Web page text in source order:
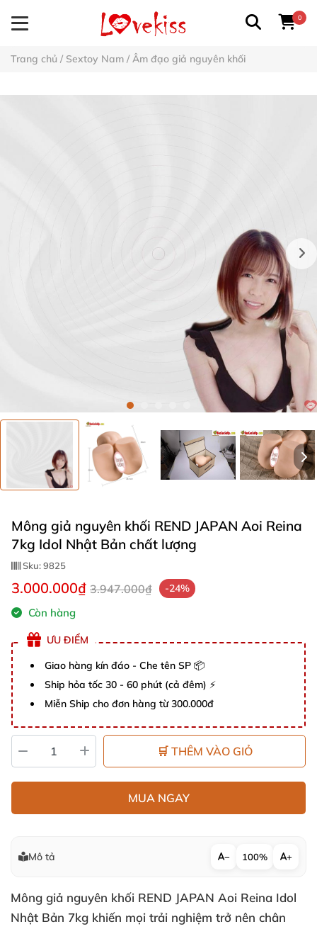
0
Trang chủ / Sextoy Nam / Âm đạo giả nguyên khối
Mông giả nguyên khối REND JAPAN Aoi Reina
7kg Idol Nhật Bản chất lượng
Sku:9825
3.000.000₫ 3.947.000₫ -24%
Còn hàng
ƯU ĐIỂM
Giao hàng kín đáo - Che tên SP 📦
Ship hỏa tốc 30 - 60 phút (cả đêm) ⚡
Miễn Ship cho đơn hàng từ 300.000đ
🛒 THÊM VÀO GIỎ
MUA NGAY
Mô tả − 100% +
Mông giả nguyên khối REND JAPAN Aoi Reina Idol
Nhật Bản 7kg khiến mọi trải nghiệm trở nên chân